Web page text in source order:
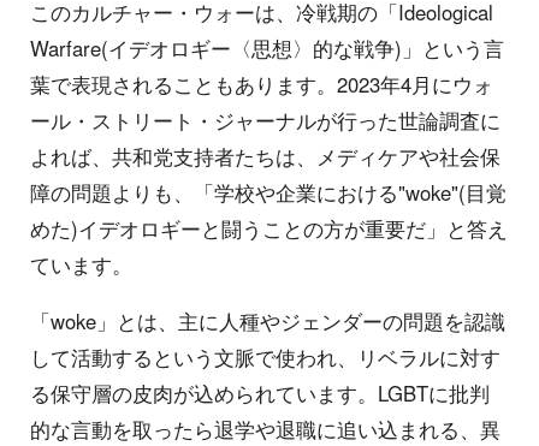
このカルチャー・ウォーは、冷戦期の「Ideological
Warfare(イデオロギー〈思想〉的な戦争)」という言
葉で表現されることもあります。2023年4月にウォ
ール・ストリート・ジャーナルが行った世論調査に
よれば、共和党支持者たちは、メディケアや社会保
障の問題よりも、「学校や企業における"woke"(目覚
めた)イデオロギーと闘うことの方が重要だ」と答え
ています。
「woke」とは、主に人種やジェンダーの問題を認識
して活動するという文脈で使われ、リベラルに対す
る保守層の皮肉が込められています。LGBTに批判
的な言動を取ったら退学や退職に追い込まれる、異